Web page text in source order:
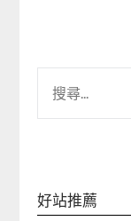
關
好站推薦